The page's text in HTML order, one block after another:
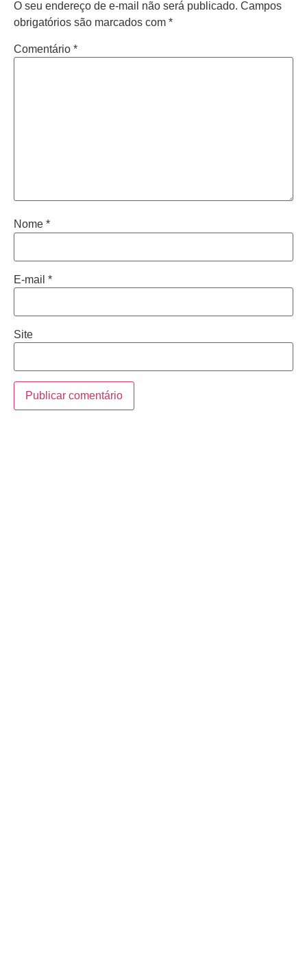
O seu endereço de e-mail não será publicado. Campos
obrigatórios são marcados com *
Comentário *
Nome *
E-mail *
Site